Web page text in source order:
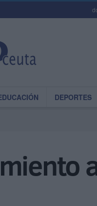
DEPORTES